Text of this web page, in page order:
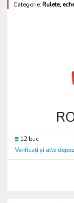
Categorie:Rulete,
12 buc
Verificați și alte